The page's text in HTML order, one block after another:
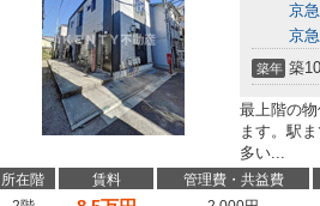
京
京
築年 築
最上階の
ます。駅
多い...
所在階 賃料 管理費・共益費